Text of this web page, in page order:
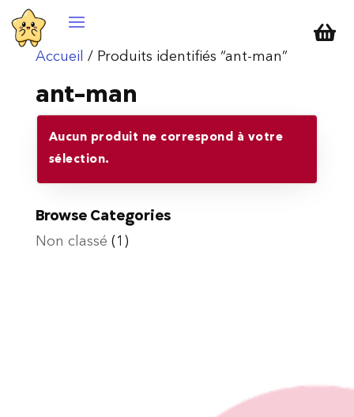

Accueil / Produits identifiés “ant-man”
ant-man
Aucun produit ne correspond à votre
sélection.
Browse Categories
Non classé (1)